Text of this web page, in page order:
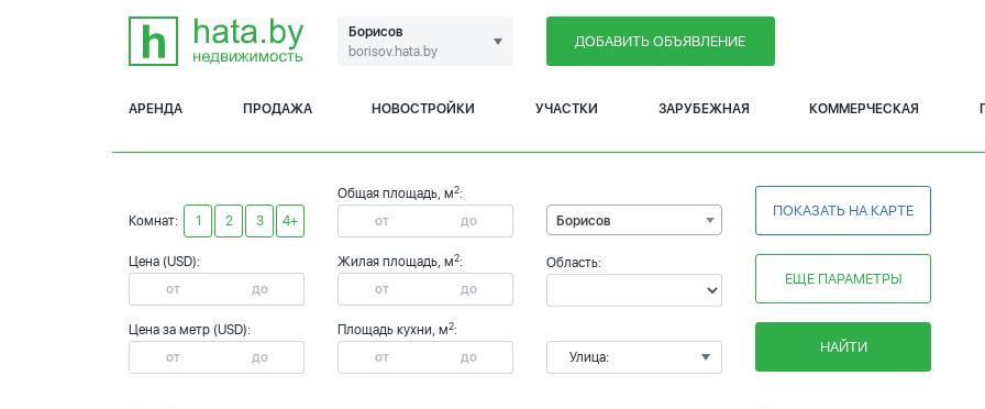
Борисов
borisov.hata.by
ДОБАВИТЬ ОБЪЯВЛЕНИЕ
АРЕНДА ПРОДАЖА НОВОСТРОЙКИ УЧАСТКИ ЗАРУБЕЖНАЯ КОММЕРЧЕСКАЯ
Комнат: 1 2 3 4+
Цена (USD):
Цена за метр (USD):
Общая площадь, м2:
Жилая площадь, м2:
Площадь кухни, м2:
Борисов
Область:
Улица:
ПОКАЗАТЬ НА КАРТЕ
ЕЩЕ ПАРАМЕТРЫ
НАЙТИ